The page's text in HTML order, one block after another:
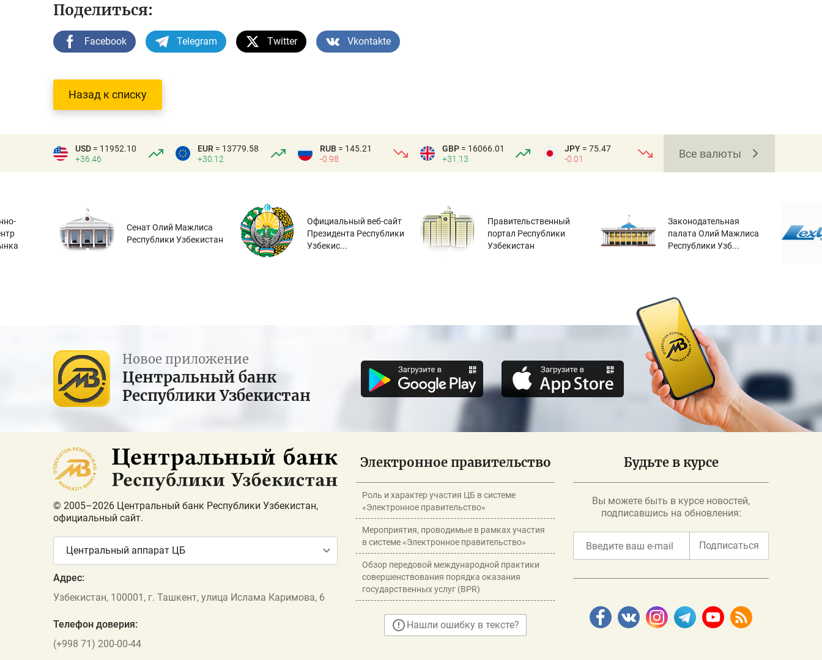
Поделиться:
Facebook Telegram Twitter Vkontakte
Назад к списку
USD = 11952.10
+36.46
EUR = 13779.58
+30.12
RUB = 145.21
-0.98
GBP = 16066.01
+31.13
JPY = 75.47
-0.01
Все валюты
Сенат Олий Мажлиса
Республики Узбекистан
Официальный веб-сайт
Президента Республики
Узбекис...
Правительственный
портал Республики
Узбекистан
Законодательная
палата Олий Мажлиса
Республики Узб...
Новое приложение
Центральный банк
Республики Узбекистан
© 2005–2026 Центральный банк Республики Узбекистан,
официальный сайт.
Центральный аппарат ЦБ
Адрес:
Узбекистан, 100001, г. Ташкент, улица Ислама Каримова, 6
Телефон доверия:
(+998 71) 200-00-44
Электронное правительство
Роль и характер участия ЦБ в системе
«Электронное правительство»
Мероприятия, проводимые в рамках участия
в системе «Электронное правительство»
Обзор передовой международной практики
совершенствования порядка оказания
государственных услуг (BPR)
Нашли ошибку в тексте?
Будьте в курсе
Вы можете быть в курсе новостей,
подписавшись на обновления:
Подписаться